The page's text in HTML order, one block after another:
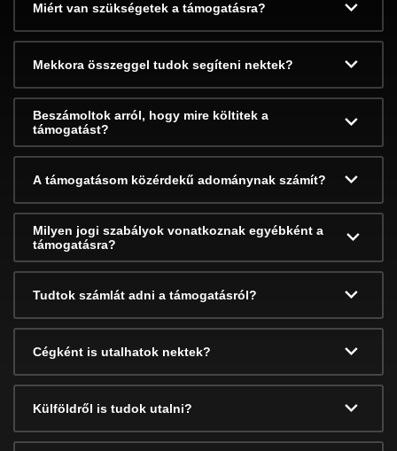
Miért van szükségetek a támogatásra?
Mekkora összeggel tudok segíteni nektek?
Beszámoltok arról, hogy mire költitek a
támogatást?
A támogatásom közérdekű adománynak számít?
Milyen jogi szabályok vonatkoznak egyébként a
támogatásra?
Tudtok számlát adni a támogatásról?
Cégként is utalhatok nektek?
Külföldről is tudok utalni?